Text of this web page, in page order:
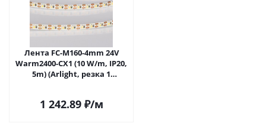
Лента FC-M160-4mm 24V
Warm2400-CX1 (10 W/m, IP20,
5m) (Arlight, резка 1
1 242.89₽/м